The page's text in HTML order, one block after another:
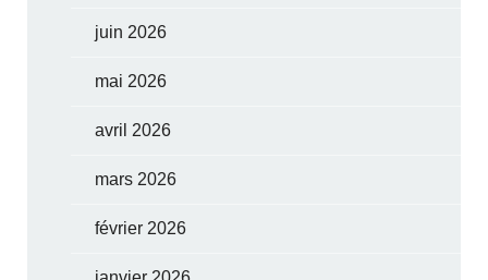
juin 2026
mai 2026
avril 2026
mars 2026
février 2026